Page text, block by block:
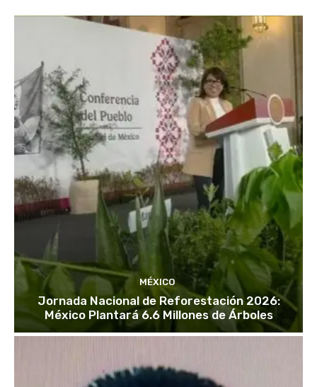
MÉXICO
Jornada Nacional de Reforestación 2026:
México Plantará 6.6 Millones de Árboles